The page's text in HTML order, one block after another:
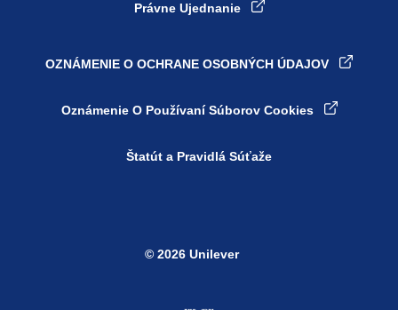
Právne Ujednanie
OZNÁMENIE O OCHRANE OSOBNÝCH ÚDAJOV
Nastavenia súborov cookie
Oznámenie O Používaní Súborov Cookies